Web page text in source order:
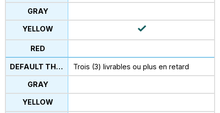
Trois (3) livrables ou plus en retard